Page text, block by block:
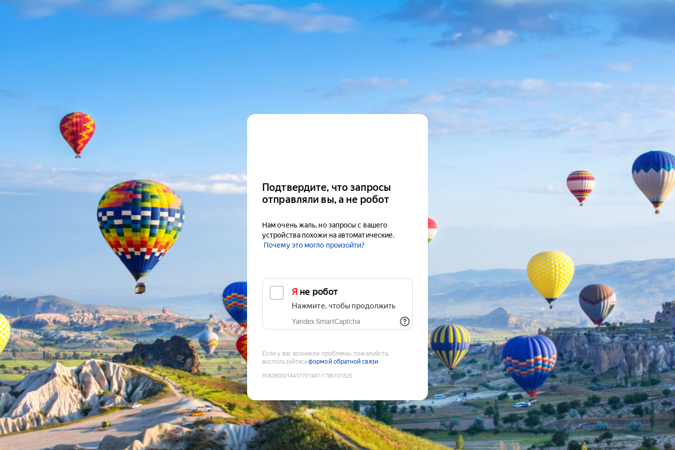
Подтвердите, что запросы
отправляли вы, а не робот
Нам очень жаль, но запросы с вашего
устройства похожи на автоматические.
Почему это могло произойти?
Я не робот
Нажмите, чтобы продолжить
Yandex SmartCaptcha
Если у вас возникли проблемы, пожалуйста,
воспользуйтесьформой обратной связи
9182800014437701487:1786101825